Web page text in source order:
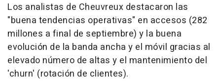
Los analistas de Cheuvreux destacaron las
"buena tendencias operativas" en accesos (282
millones a final de septiembre) y la buena
evolución de la banda ancha y el móvil gracias al
elevado número de altas y el mantenimiento del
'churn' (rotación de clientes).